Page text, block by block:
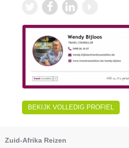
BEKIJK VOLLEDIG PROFIEL
Zuid-Afrika Reizen